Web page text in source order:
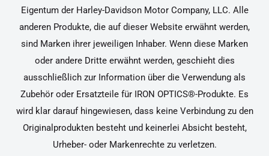
Eigentum der Harley-Davidson Motor Company, LLC. Alle
anderen Produkte, die auf dieser Website erwähnt werden,
sind Marken ihrer jeweiligen Inhaber. Wenn diese Marken
oder andere Dritte erwähnt werden, geschieht dies
ausschließlich zur Information über die Verwendung als
Zubehör oder Ersatzteile für IRON OPTICS®-Produkte. Es
wird klar darauf hingewiesen, dass keine Verbindung zu den
Originalprodukten besteht und keinerlei Absicht besteht,
Urheber- oder Markenrechte zu verletzen.